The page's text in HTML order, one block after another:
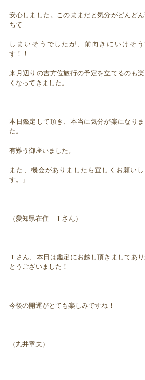
安心しました。このままだと気分がどんど
ちて
しまいそうでしたが、前向きにいけそう
す！！
来月辺りの吉方位旅行の予定を立てるのも楽
くなってきました。
本日鑑定して頂き、本当に気分が楽になりま
た。
有難う御座いました。
また、機会がありましたら宜しくお願いし
す。」
（愛知県在住 Ｔさん）
Ｔさん、本日は鑑定にお越し頂きましてあ
とうございました！
今後の開運がとても楽しみですね！
（丸井章夫）